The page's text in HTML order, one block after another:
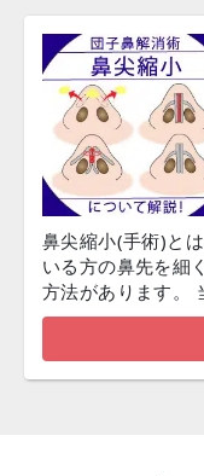
鼻尖縮小(手術)と
いる方の鼻先を細
方法があります。